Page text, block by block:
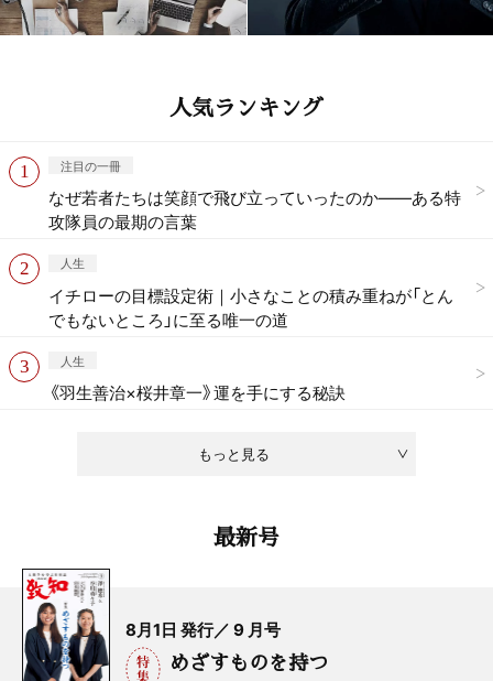
人気ランキング
もっと見る
注目の一冊
なぜ若者たちは笑顔で飛び立っていったのか——ある特
攻隊員の最期の言葉
人生
イチローの目標設定術｜小さなことの積み重ねが「とん
でもないところ」に至る唯一の道
人生
《羽生善治×桜井章一》運を手にする秘訣
最新号
8月1日 発行／ 9 月号
めざすものを持つ